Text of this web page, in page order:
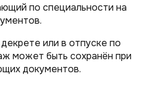
по специальности на
или в отпуске по
может быть сохранён при
документов.